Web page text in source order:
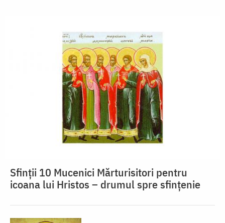
Sfinții 10 Mucenici Mărturisitori pentru
icoana lui Hristos – drumul spre sfințenie